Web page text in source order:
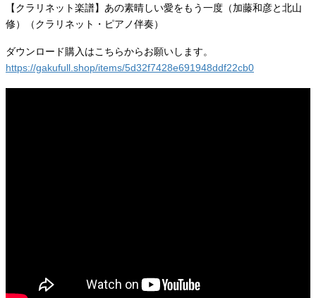
【クラリネット楽譜】あの素晴しい愛をもう一度（加藤和彦と北山
修）（クラリネット・ピアノ伴奏）
ダウンロード購入はこちらからお願いします。
https://gakufull.shop/items/5d32f7428e691948ddf22cb0